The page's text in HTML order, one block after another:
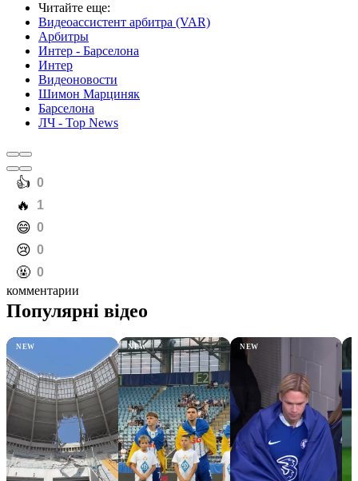
Читайте еще:
Видеоассистент арбитра (VAR)
Арбитры
Интер - Барселона
Интер
Видеоновости
Шимон Марциняк
Барселона
ЛЧ - Top News
️👍 0
️🔥 1
️😄 0
️😢 0
️🤬 0
комментарии